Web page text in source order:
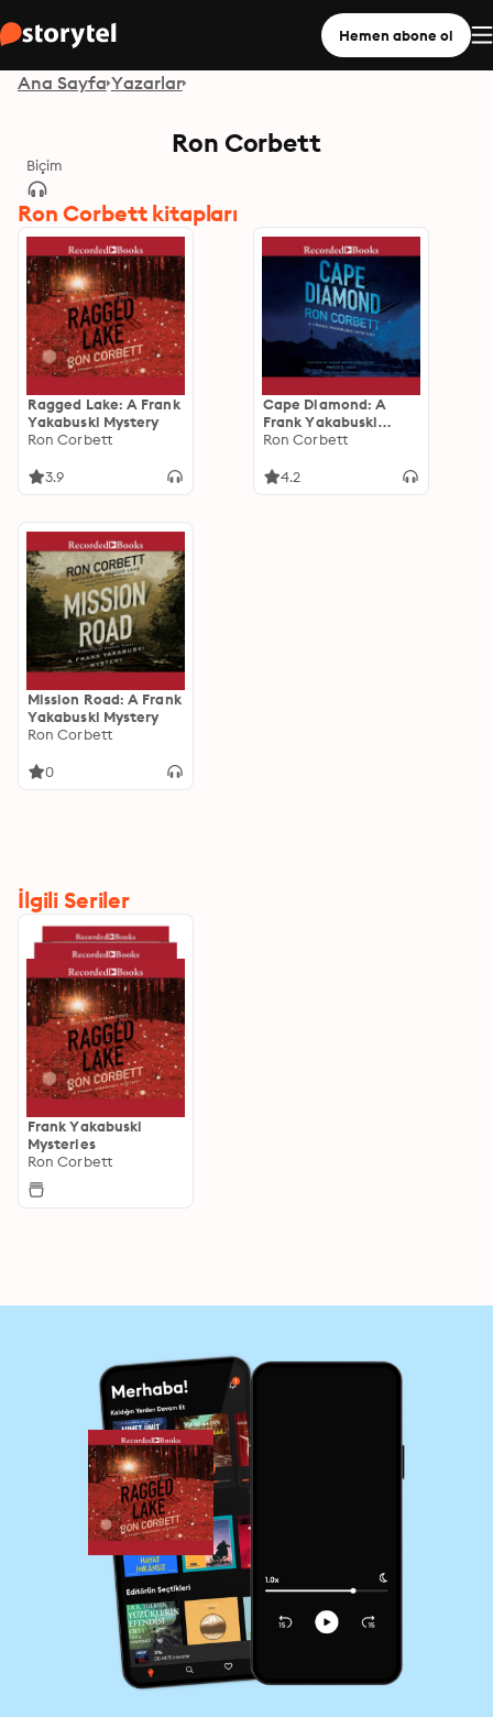
Hemen abone ol
Ana Sayfa Yazarlar
Ron Corbett
Biçim
Ron Corbett kitapları
Ragged Lake: A Frank
Yakabuski Mystery
Ron Corbett
3.9
Cape Diamond: A
Frank Yakabuski
Mystery
Ron Corbett
4.2
Mission Road: A Frank
Yakabuski Mystery
Ron Corbett
0
İlgili Seriler
Frank Yakabuski
Mysteries
Ron Corbett